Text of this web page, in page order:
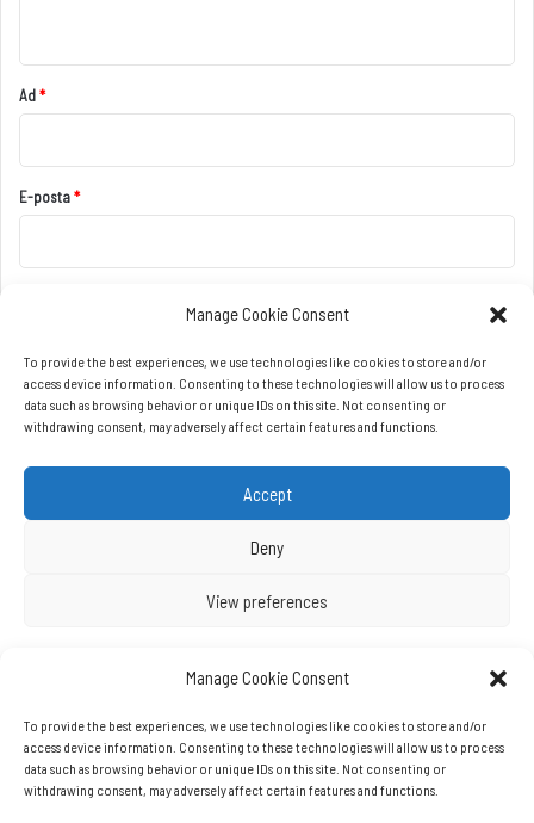
Manage Cookie Consent
To provide the best experiences, we use technologies like cookies to store and/or
access device information. Consenting to these technologies will allow us to process
data such as browsing behavior or unique IDs on this site. Not consenting or
withdrawing consent, may adversely affect certain features and functions.